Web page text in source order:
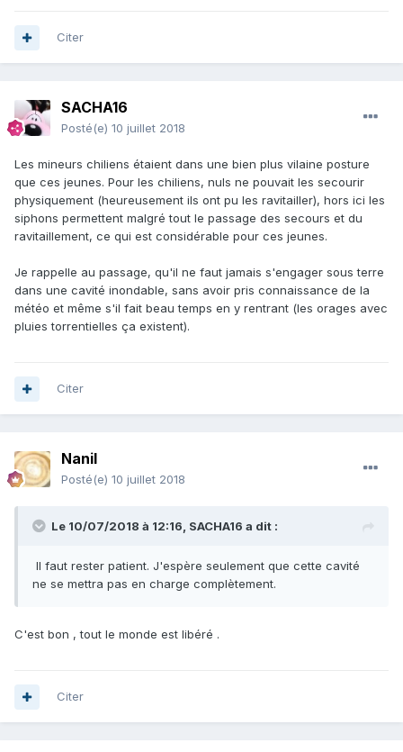
Citer
SACHA16
Posté(e) 10 juillet 2018
Les mineurs chiliens étaient dans une bien plus vilaine posture
que ces jeunes. Pour les chiliens, nuls ne pouvait les secourir
physiquement (heureusement ils ont pu les ravitailler), hors ici les
siphons permettent malgré tout le passage des secours et du
ravitaillement, ce qui est considérable pour ces jeunes.
Je rappelle au passage, qu'il ne faut jamais s'engager sous terre
dans une cavité inondable, sans avoir pris connaissance de la
météo et même s'il fait beau temps en y rentrant (les orages avec
pluies torrentielles ça existent).
Citer
Nanil
Posté(e) 10 juillet 2018
Le 10/07/2018 à 12:16, SACHA16 a dit :
Il faut rester patient. J'espère seulement que cette cavité
ne se mettra pas en charge complètement.
C'est bon , tout le monde est libéré .
Citer